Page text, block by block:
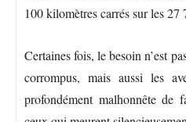
100 kilomètres carrés sur les
Certaines fois, le besoin n’est
corrompus, mais aussi les
profondément malhonnête de